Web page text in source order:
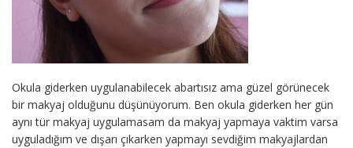
Okula giderken uygulanabilecek abartısız ama güzel görünecek
bir makyaj olduğunu düşünüyorum. Ben okula giderken her gün
aynı tür makyaj uygulamasam da makyaj yapmaya vaktim varsa
uyguladığım ve dışarı çıkarken yapmayı sevdiğim makyajlardan